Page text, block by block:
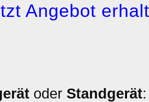
Angebot
oder Standgerät